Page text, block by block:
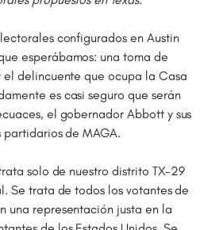
configurados en Austin
esperábamos: una toma de
delincuente que ocupa la Casa
es casi seguro que serán
el gobernador Abbott y sus
de MAGA.
solo de nuestro distrito TX-29
Se trata de todos los votantes de
una representación justa en la